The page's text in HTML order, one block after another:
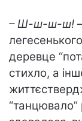
– Ш-ш-ш-ш!
деревце
стихло, а
“танцювало”